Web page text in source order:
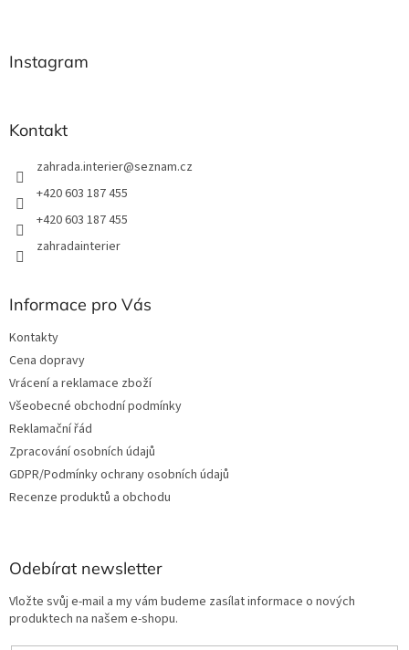
Instagram
Kontakt
zahrada.interier@seznam.cz
+420 603 187 455
+420 603 187 455
zahradainterier
Informace pro Vás
Kontakty
Cena dopravy
Vrácení a reklamace zboží
Všeobecné obchodní podmínky
Reklamační řád
Zpracování osobních údajů
GDPR/Podmínky ochrany osobních údajů
Recenze produktů a obchodu
Odebírat newsletter
Vložte svůj e-mail a my vám budeme zasílat informace o nových
produktech na našem e-shopu.